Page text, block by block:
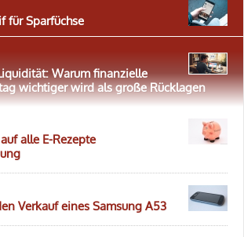
für Sparfüchse
Warum finanzielle
wichtiger wird als große Rücklagen
alle E-Rezepte
Verkauf eines Samsung A53